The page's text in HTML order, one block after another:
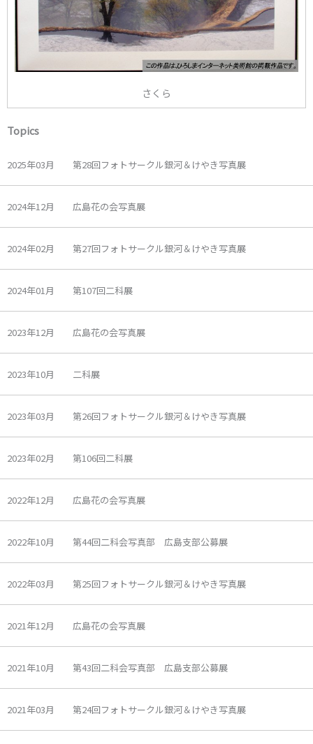
さくら
Topics
2025年03月 第28回フォトサークル銀河＆けやき写真展
2024年12月 広島花の会写真展
2024年02月 第27回フォトサークル銀河＆けやき写真展
2024年01月 第107回二科展
2023年12月 広島花の会写真展
2023年10月 二科展
2023年03月 第26回フォトサークル銀河＆けやき写真展
2023年02月 第106回二科展
2022年12月 広島花の会写真展
2022年10月 第44回二科会写真部 広島支部公募展
2022年03月 第25回フォトサークル銀河＆けやき写真展
2021年12月 広島花の会写真展
2021年10月 第43回二科会写真部 広島支部公募展
2021年03月 第24回フォトサークル銀河＆けやき写真展